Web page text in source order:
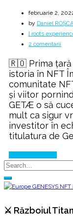
februarie 2,
by Daniel
[ roots
2 comentarii
OLD
NFT
🇷🇴 Prima țară
istoria în NFT
comunitate
și viitor
GETÆ o să
mult ca sigur
investitor în
titulatura de
⚔️ Războiul